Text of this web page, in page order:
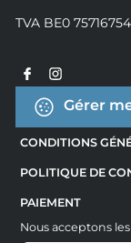
TVA BE0
Gérer
CONDITIONS
POLITIQUE DE
PAIEMENT
Nous acceptons